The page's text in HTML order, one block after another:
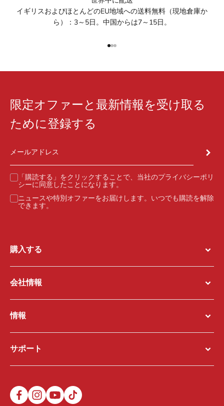
イギリスおよびほとんどのEU地域への送料無料（現地倉庫か
ら）：3～5日。中国からは7～15日。
I18n Error: Missing interpolation
I18n Error: Missing interpolation
I18n Error: Missing interpolation
限定オファーと最新情報を受け取る
ために登録する
メールアドレス 登録
「購読する」をクリックすることで、当社のプライバシーポリ
シーに同意したことになります。
ニュースや特別オファーをお届けします。いつでも購読を解除
できます。
購入する
会社情報
情報
サポート